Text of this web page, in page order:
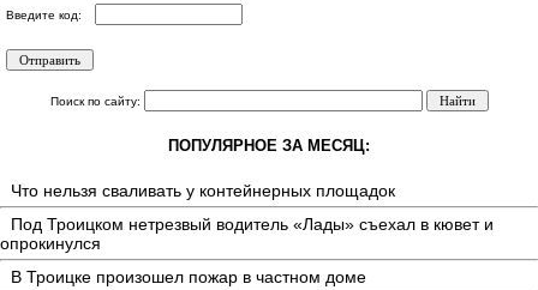
Введите код:
Поиск по сайту:
ПОПУЛЯРНОЕ ЗА МЕСЯЦ:
Что нельзя сваливать у контейнерных площадок
Под Троицком нетрезвый водитель «Лады» съехал в кювет и
опрокинулся
В Троицке произошел пожар в частном доме